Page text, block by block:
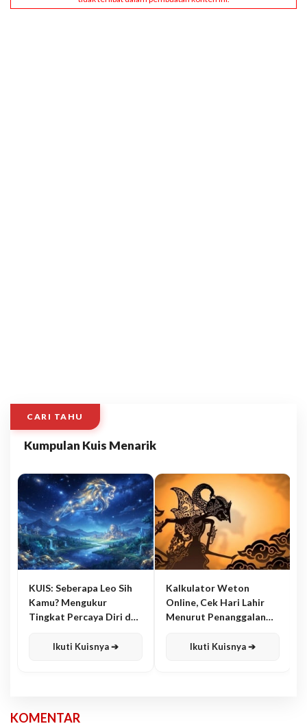
CARI TAHU
Kumpulan Kuis Menarik
KUIS: Seberapa Leo Sih
Kamu? Mengukur
Tingkat Percaya Diri dan
Ikuti Kuisnya ➔
Kalkulator Weton
Online, Cek Hari Lahir
Menurut Penanggalan
Ikuti Kuisnya ➔
KOMENTAR